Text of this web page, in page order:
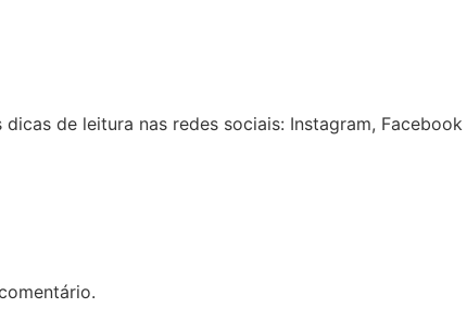
de leitura nas redes sociais: Instagram,